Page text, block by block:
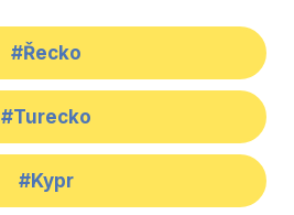
#Řecko
#Turecko
#Kypr